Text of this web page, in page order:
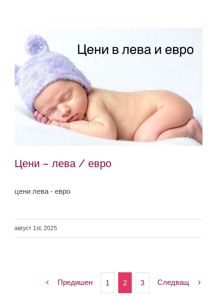
Цени – лева / евро
Цени – лева / евро
цени лева - евро
август 1st, 2025
Предишен 1 2 3 Следващ